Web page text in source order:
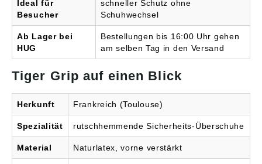
Ideal für
Besucher
schneller Schutz ohne
Schuhwechsel
Ab Lager bei
HUG
Bestellungen bis 16:00 Uhr gehen
am selben Tag in den Versand
Tiger Grip auf einen Blick
Herkunft Frankreich (Toulouse)
Spezialität rutschhemmende Sicherheits-Überschuhe
Material Naturlatex, vorne verstärkt